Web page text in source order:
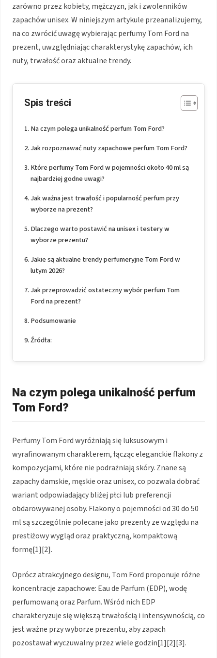
zarówno przez kobiety, mężczyzn, jak i zwolenników
zapachów unisex. W niniejszym artykule przeanalizujemy,
na co zwrócić uwagę wybierając perfumy Tom Ford na
prezent, uwzględniając charakterystykę zapachów, ich
nuty, trwałość oraz aktualne trendy.
Spis treści
Na czym polega unikalność perfum Tom Ford?
Jak rozpoznawać nuty zapachowe perfum Tom Ford?
Które perfumy Tom Ford w pojemności około 40 ml są
najbardziej godne uwagi?
Jak ważna jest trwałość i popularność perfum przy
wyborze na prezent?
Dlaczego warto postawić na unisex i testery w
wyborze prezentu?
Jakie są aktualne trendy perfumeryjne Tom Ford w
lutym 2026?
Jak przeprowadzić ostateczny wybór perfum Tom
Ford na prezent?
Podsumowanie
Źródła:
Na czym polega unikalność perfum
Tom Ford?
Perfumy Tom Ford wyróżniają się luksusowym i
wyrafinowanym charakterem, łącząc eleganckie flakony z
kompozycjami, które nie podrażniają skóry. Znane są
zapachy damskie, męskie oraz unisex, co pozwala dobrać
wariant odpowiadający bliżej płci lub preferencji
obdarowywanej osoby. Flakony o pojemności od 30 do 50
ml są szczególnie polecane jako prezenty ze względu na
prestiżowy wygląd oraz praktyczną, kompaktową
formę[1][2].
Oprócz atrakcyjnego designu, Tom Ford proponuje różne
koncentracje zapachowe: Eau de Parfum (EDP), wodę
perfumowaną oraz Parfum. Wśród nich EDP
charakteryzuje się większą trwałością i intensywnością, co
jest ważne przy wyborze prezentu, aby zapach
pozostawał wyczuwalny przez wiele godzin[1][2][3].